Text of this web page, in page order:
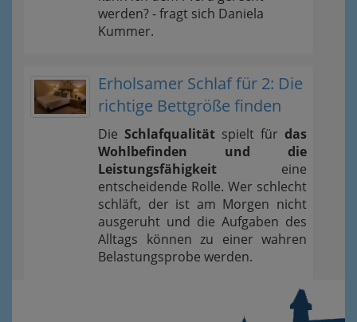
werden? - fragt sich Daniela
Kummer.
Erholsamer Schlaf für 2: Die
richtige Bettgröße finden
Die Schlafqualität spielt für das
Wohlbefinden und die
Leistungsfähigkeit eine
entscheidende Rolle. Wer schlecht
schläft, der ist am Morgen nicht
ausgeruht und die Aufgaben des
Alltags können zu einer wahren
Belastungsprobe werden.